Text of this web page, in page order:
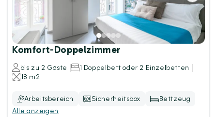
Komfort-Doppelzimmer
bis zu 2 Gäste
1 Doppelbett oder 2 Einzelbetten
18 m2
Arbeitsbereich Sicherheitsbox
Bettzeug
Alle anzeigen